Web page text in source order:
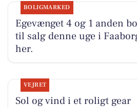
BOLIGMARKED
Egevænget 4 og 1 anden
til salg denne uge i
her.
VEJRET
Sol og vind i et roligt gear